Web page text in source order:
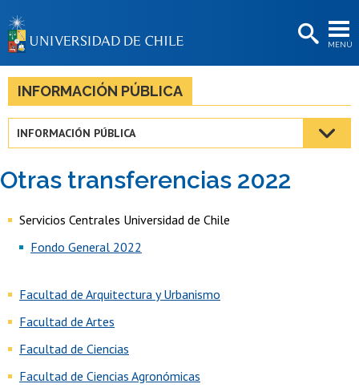
MENÚ
BIBLIOTECAS
LA UNIVERSIDAD
Estudiantes
Académicas/os
Funcionarias/os
INFORMACIÓN PÚBLICA
INFORMACIÓN PÚBLICA
Otras transferencias 2022
Servicios Centrales Universidad de Chile
Fondo General 2022
Facultad de Arquitectura y Urbanismo
Facultad de Artes
Facultad de Ciencias
Facultad de Ciencias Agronómicas